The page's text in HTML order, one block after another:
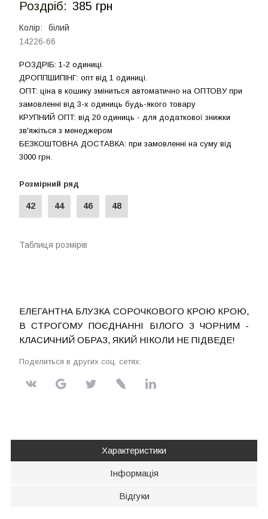
Роздрiб: 385 грн
Колір:
білий
14226-66
РОЗДРIБ: 1-2 одиниці.
ДРОППШИПIНГ: опт від 1 одиницi.
ОПТ: ціна в кошику зміниться автоматично на ОПТОВУ при
замовленні від 3-х одиниць будь-якого товару
КРУПНИЙ ОПТ: від 20 одиниць - для додаткової знижки
зв'яжіться з менеджером
БЕЗКОШТОВНА ДОСТАВКА: при замовленні на суму вiд
3000 грн.
42 44 46 48
Таблиця розмірів
ЕЛЕГАНТНА БЛУЗКА СОРОЧКОВОГО КРОЮ КРОЮ,
В СТРОГОМУ ПОЄДНАННІ БІЛОГО З ЧОРНИМ -
КЛАСИЧНИЙ ОБРАЗ, ЯКИЙ НІКОЛИ НЕ ПІДВЕДЕ!
Поделиться в других соц. сетях:
Характеристики
Інформація
Відгуки